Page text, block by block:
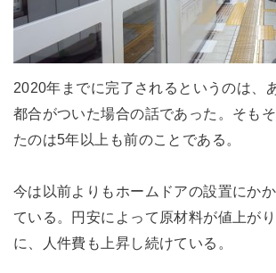
2020年までに完了されるというのは、
都合がついた場合の話であった。そも
たのは5年以上も前のことである。
今は以前よりもホームドアの設置にか
ている。円安によって原材料が値上が
に、人件費も上昇し続けている。